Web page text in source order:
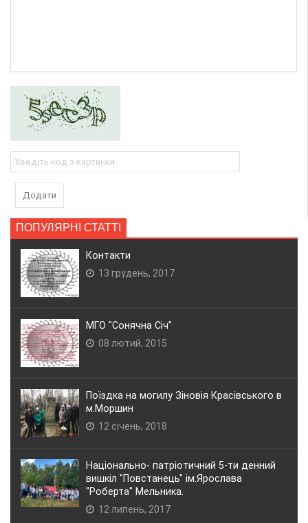
Додати
ПОПУЛЯРНІ СТАТТІ
Контакти
13 грудень, 2017
МГО "Сонячна Січ"
08 лютий, 2015
Поїздка на могилу Зіновія Красівського в
м.Моршин
12 січень, 2018
Національно- патріотичний 5-ти денний
вишкіл "Повстанець" ім.Ярослава
"Роберта" Мельника.
12 липень, 2017